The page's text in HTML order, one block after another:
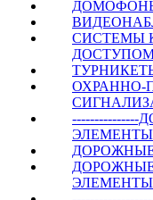
СИСТЕМЫ
ОХРАННО-
ЭЛЕМЕНТЫ